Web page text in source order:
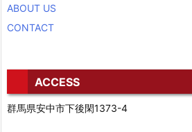
ABOUT US
CONTACT
ACCESS
群馬県安中市下後閑1373-4